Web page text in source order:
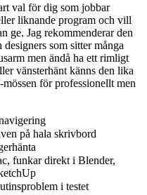
val för dig som jobbar
liknande program och vill
ge. Jag rekommenderar den
som sitter många
men ändå ha ett rimligt
vänsterhänt känns den lika
för professionellt men
på hala skrivbord
funkar direkt i Blender,
i testet